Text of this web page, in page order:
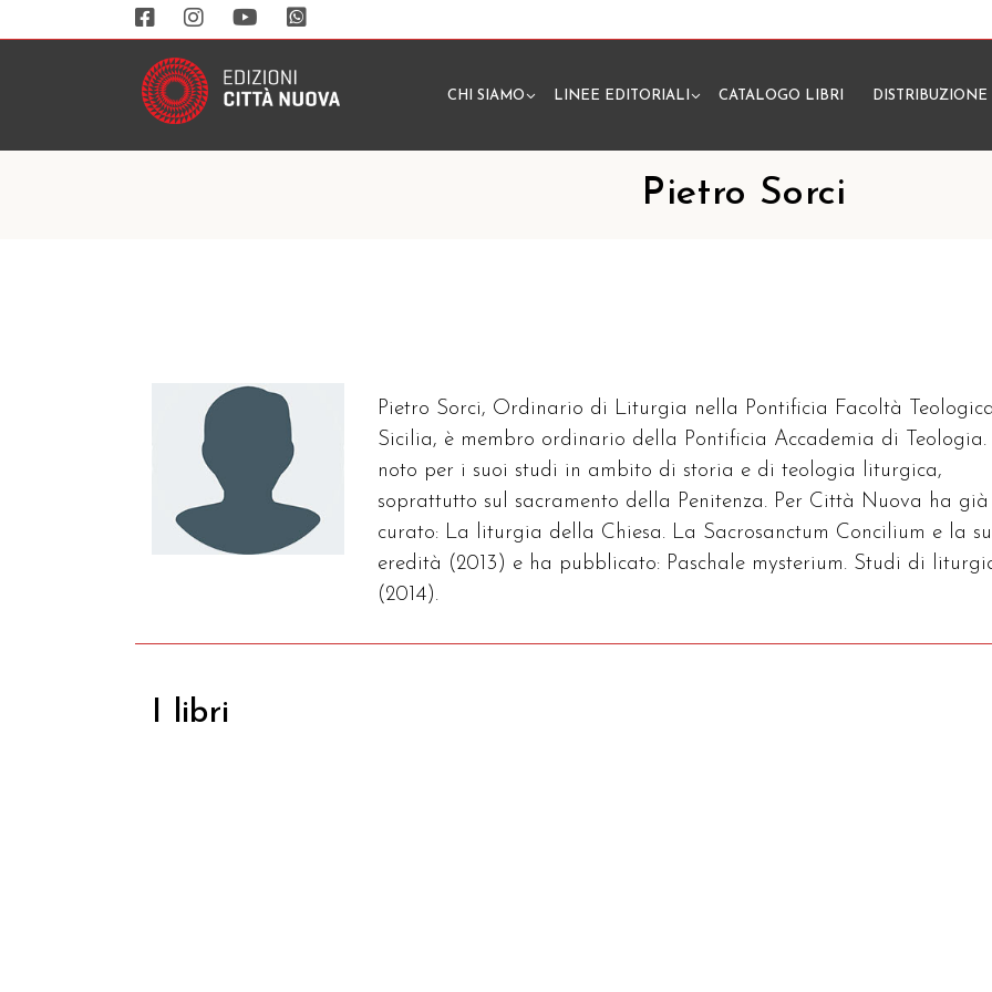
CHI SIAMO LINEE EDITORIALI CATALOGO LIBRI DISTRIBUZIONE
Pietro Sorci
Pietro Sorci, Ordinario di Liturgia nella Pontificia Facoltà
Sicilia, è membro ordinario della Pontificia Accademia di Teologia.
noto per i suoi studi in ambito di storia e di teologia liturgica,
soprattutto sul sacramento della Penitenza. Per Città Nuova ha già
curato: La liturgia della Chiesa. La Sacrosanctum Concilium e la
eredità (2013) e ha pubblicato: Paschale mysterium. Studi di
(2014).
I libri